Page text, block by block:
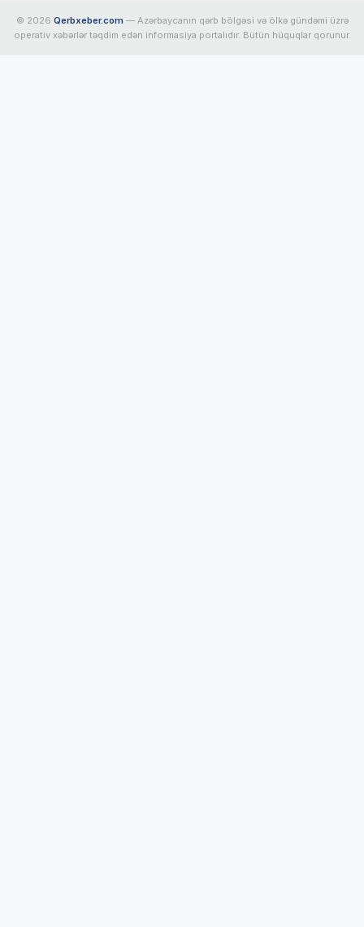
© 2026 Qerbxeber.com — Azərbaycanın qərb bölgəsi və ölkə gündəmi üzrə
operativ xəbərlər təqdim edən informasiya portalıdır. Bütün hüquqlar qorunur.